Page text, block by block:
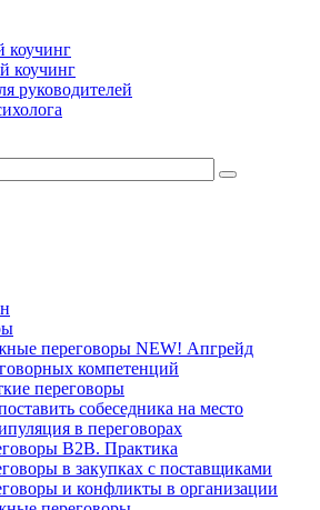
коучинг
коучинг
руководителей
переговоры NEW! Апгрейд
компетенций
переговоры
собеседника на место
в переговорах
B2B. Практика
в закупках с поставщиками
и конфликты в организации